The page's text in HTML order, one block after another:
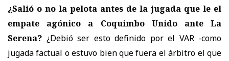
¿Salió o no la pelota antes de la jugada que le el
empate agónico a Coquimbo Unido ante La
Serena? ¿Debió ser esto definido por el VAR -como
jugada factual o estuvo bien que fuera el árbitro el que